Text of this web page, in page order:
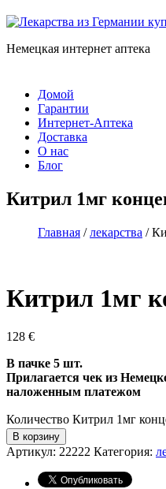
Немецкая интернет аптека
Домой
Гарантии
Интернет-Аптека
Доставка
О нас
Блог
Китрил 1мг
Главная /лекарства /
Китрил 1мг
128 €
В пачке 5 шт.
Прилагается чек из
наложенным платежом
Количество Китрил 1мг
В корзину
Артикул: 22222 Категория: